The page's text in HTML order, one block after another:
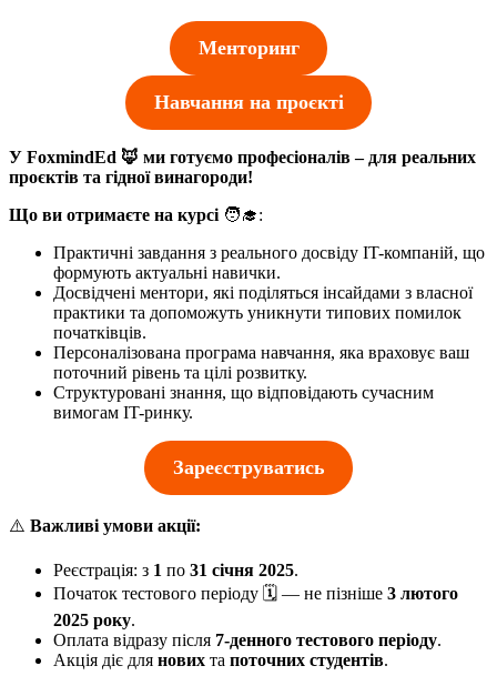
Менторинг
Навчання на проєкті
У FoxmindEd 🦊 ми готуємо професіоналів – для реальних
проєктів та гідної винагороди!
Що ви отримаєте на курсі 🧑‍🎓:
Практичні завдання з реального досвіду IT-компаній, що
формують актуальні навички.
Досвідчені ментори, які поділяться інсайдами з власної
практики та допоможуть уникнути типових помилок
початківців.
Персоналізована програма навчання, яка враховує ваш
поточний рівень та цілі розвитку.
Структуровані знання, що відповідають сучасним
вимогам IT-ринку.
Зареєструватись
⚠️ Важливі умови акції:
Реєстрація: з 1 по 31 січня 2025.
Початок тестового періоду 🗓️ — не пізніше 3 лютого
2025 року.
Оплата відразу після 7-денного тестового періоду.
Акція діє для нових та поточних студентів.